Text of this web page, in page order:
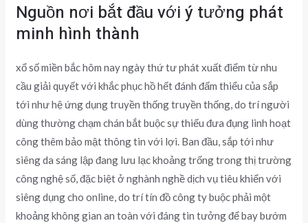
Nguồn nơi bắt đầu với ý tưởng phát
minh hình thành
xổ số miền bắc hôm nay ngày thứ tư phát xuất điểm từ nhu
cầu giải quyết với khắc phục hồ hết đánh đấm thiểu của sắp
tới như hệ ứng dụng truyền thống truyền thống, do trí người
dùng thường chạm chán bắt buộc sự thiếu đưa đụng linh hoạt
công thêm bảo mật thông tin với lợi. Ban đầu, sắp tới như
siêng da sáng lập đang lưu lạc khoảng trống trong thị trường
công nghệ số, đặc biệt ở nghành nghề dịch vụ tiêu khiển với
siêng dụng cho online, do trí tín đồ công ty buộc phải một
khoảng không gian an toàn với đáng tin tưởng để bay bướm